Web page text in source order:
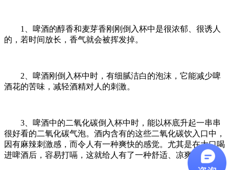
1、啤酒的醇香和麦芽香刚刚倒入杯中是很浓郁、很诱人
的，若时间放长，香气就会被挥发掉。
2、啤酒刚倒入杯中时，有细腻洁白的泡沫，它能减少啤
酒花的苦味，减轻酒精对人的刺激。
3、啤酒中的二氧化碳倒入杯中时，能以杯底升起一串串
很好看的二氧化碳气泡。酒内含有的这些二氧化碳饮入口中，
因有麻辣刺激感，而令人有一种爽快的感觉。尤其是在大口喝
进啤酒后，容易打嗝，这就给人有了一种舒适、凉爽的感觉。